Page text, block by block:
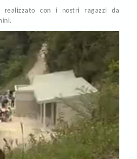
realizzato con i nostri ragazzi da